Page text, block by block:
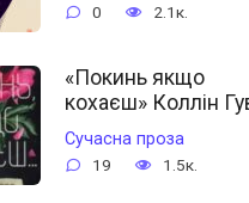
0 2.1к.
«Покинь якщо
кохаєш» Коллін
Сучасна проза
19 1.5к.